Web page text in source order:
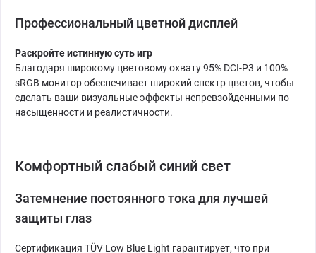
Профессиональный цветной дисплей
Раскройте истинную суть игр
Благодаря широкому цветовому охвату 95% DCI-P3 и 100%
sRGB монитор обеспечивает широкий спектр цветов, чтобы
сделать ваши визуальные эффекты непревзойденными по
насыщенности и реалистичности.
Комфортный слабый синий свет
Затемнение постоянного тока для лучшей
защиты глаз
Сертификация TÜV Low Blue Light гарантирует, что при